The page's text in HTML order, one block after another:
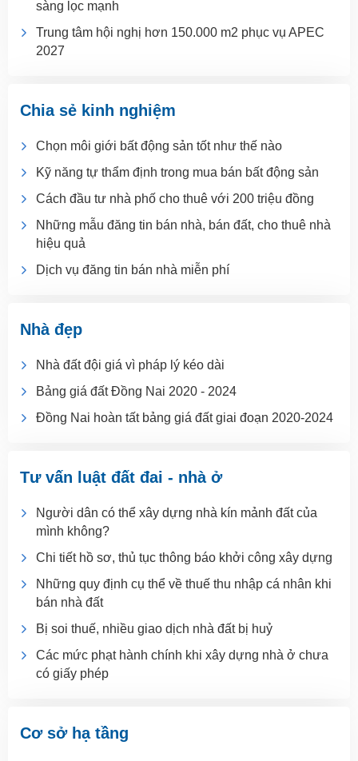
sàng lọc mạnh
Trung tâm hội nghị hơn 150.000 m2 phục vụ APEC
2027
Chia sẻ kinh nghiệm
Chọn môi giới bất động sản tốt như thế nào
Kỹ năng tự thẩm định trong mua bán bất động sản
Cách đầu tư nhà phố cho thuê với 200 triệu đồng
Những mẫu đăng tin bán nhà, bán đất, cho thuê nhà
hiệu quả
Dịch vụ đăng tin bán nhà miễn phí
Nhà đẹp
Nhà đất đội giá vì pháp lý kéo dài
Bảng giá đất Đồng Nai 2020 - 2024
Đồng Nai hoàn tất bảng giá đất giai đoạn 2020-2024
Tư vấn luật đất đai - nhà ở
Người dân có thể xây dựng nhà kín mảnh đất của
mình không?
Chi tiết hồ sơ, thủ tục thông báo khởi công xây dựng
Những quy định cụ thể về thuế thu nhập cá nhân khi
bán nhà đất
Bị soi thuế, nhiều giao dịch nhà đất bị huỷ
Các mức phạt hành chính khi xây dựng nhà ở chưa
có giấy phép
Cơ sở hạ tầng